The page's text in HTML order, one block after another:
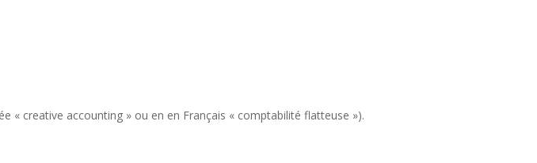
« creative accounting » ou en en Français « comptabilité flatteuse »).